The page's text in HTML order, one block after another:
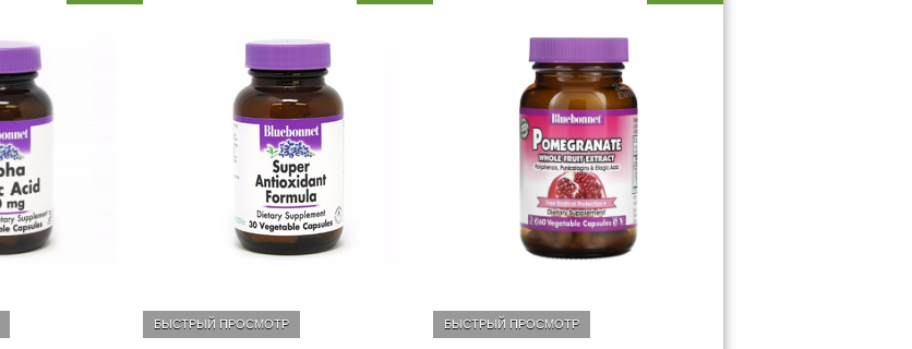
БЫСТРЫЙ ПРОСМОТР БЫСТРЫЙ ПРОСМОТР